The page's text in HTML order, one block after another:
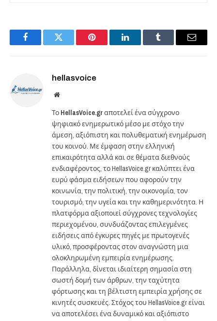
FacebookTwitter Pinterest LinkedInTumblr Email
hellasvoice
Website
Το HellasVoice.grαποτελεί ένα σύγχρονο
ψηφιακό ενημερωτικό μέσο με στόχο την
άμεση, αξιόπιστη και πολυθεματική ενημέρωση
του κοινού. Με έμφαση στην ελληνική
επικαιρότητα αλλά και σε θέματα διεθνούς
ενδιαφέροντος, το HellasVoice.gr καλύπτει ένα
ευρύ φάσμα ειδήσεων που αφορούν την
κοινωνία, την πολιτική, την οικονομία, τον
τουρισμό, την υγεία και την καθημερινότητα. Η
πλατφόρμα αξιοποιεί σύγχρονες τεχνολογίες
περιεχομένου, συνδυάζοντας επιλεγμένες
ειδήσεις από έγκυρες πηγές με πρωτογενές
υλικό, προσφέροντας στον αναγνώστη μια
ολοκληρωμένη εμπειρία ενημέρωσης.
Παράλληλα, δίνεται ιδιαίτερη σημασία στη
σωστή δομή των άρθρων, την ταχύτητα
φόρτωσης και τη βέλτιστη εμπειρία χρήσης σε
κινητές συσκευές. Στόχος του HellasVoice.gr είναι
να αποτελέσει ένα δυναμικό και αξιόπιστο